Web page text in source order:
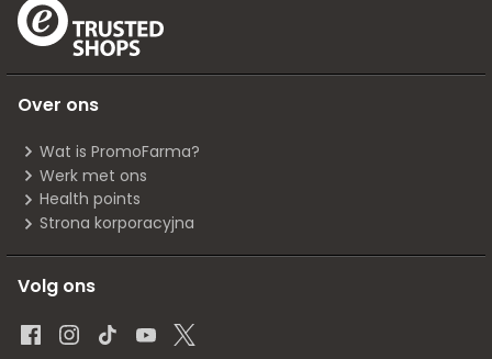
Over ons
Wat is PromoFarma?
Werk met ons
Health points
Strona korporacyjna
Volg ons